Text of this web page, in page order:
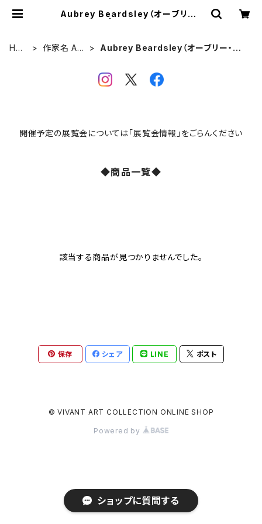
Aubrey Beardsley（オーブリー・
HO
作家名 Arti
Aubrey Beardsley（オーブリー・ビ
開催予定の展覧会については「展覧会情報」をごらんください
◆商品一覧◆
該当する商品が見つかりませんでした。
保存 シェア LINE ポスト
© VIVANT ART COLLECTION ONLINE SHOP
Powered by
ショップに質問する